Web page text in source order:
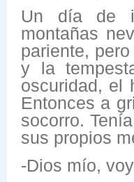
Un día de
montañas
pariente,
y la
oscuridad, el
Entonces a
socorro.
sus propios
-Dios mío,